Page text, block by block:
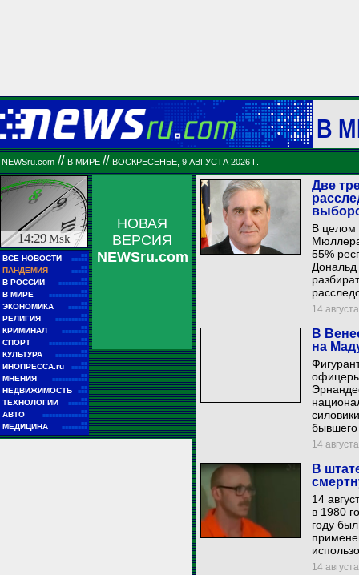
В
NEWSru.com // В МИРЕ // ВОСКРЕСЕНЬЕ, 9 АВГУСТА 2026 Г.
14:29Msk
ВСЕ НОВОСТИ ■■
■■■■■
ПАНДЕМИЯ ■■
■■■■■
В РОССИИ ■■
■■■■■■■■■
В МИРЕ ■■
■■■■■■■■■■■■
ЭКОНОМИКА ■■
■■■■■■
РЕЛИГИЯ ■■
■■■■■■■■■■
КРИМИНАЛ ■■
■■■■■■■■
СПОРТ ■■
■■■■■■■■■■■■
КУЛЬТУРА ■■
■■■■■■■■■■
ИНОПРЕССА.ru ■■
■■■■■
МНЕНИЯ ■■
■■■■■■■■■■■
НЕДВИЖИМОСТЬ ■■
■■■
ТЕХНОЛОГИИ ■■
■■■■■■
АВТО ■■
■■■■■■■■■■■■■■
МЕДИЦИНА ■■
■■■■■■■■
НОВАЯ
ВЕРСИЯ
NEWSru.com
Две
В целом
55%
14
В
на
бывшего
14
В
14
в 1980
году
14